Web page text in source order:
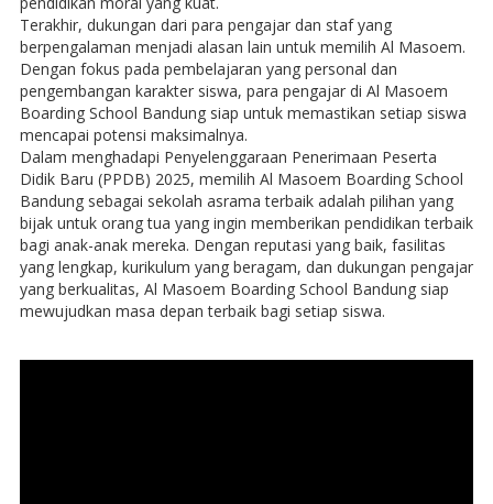
Terakhir, dukungan dari para pengajar dan staf yang
berpengalaman menjadi alasan lain untuk memilih Al Masoem.
Dengan fokus pada pembelajaran yang personal dan
pengembangan karakter siswa, para pengajar di Al Masoem
Boarding School Bandung siap untuk memastikan setiap siswa
mencapai potensi maksimalnya.
Dalam menghadapi Penyelenggaraan Penerimaan Peserta
Didik Baru (PPDB) 2025, memilih Al Masoem Boarding School
Bandung sebagai sekolah asrama terbaik adalah pilihan yang
bijak untuk orang tua yang ingin memberikan pendidikan terbaik
bagi anak-anak mereka. Dengan reputasi yang baik, fasilitas
yang lengkap, kurikulum yang beragam, dan dukungan pengajar
yang berkualitas, Al Masoem Boarding School Bandung siap
mewujudkan masa depan terbaik bagi setiap siswa.